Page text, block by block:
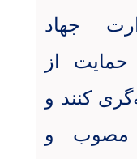
جهاد
از
کنند و
مصوب و